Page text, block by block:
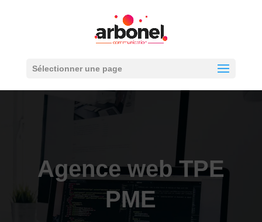
Sélectionner une page
Agence web TPE
PME